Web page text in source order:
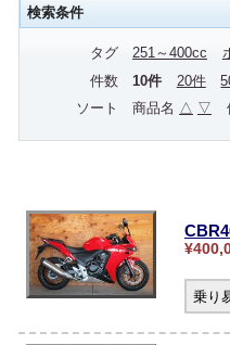
検索条件
タグ 251～400cc
件数
10件 20件
ソート
商品名 △ ▽
乗り